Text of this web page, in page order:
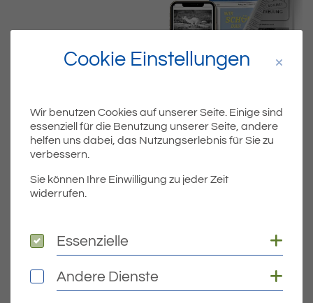
Dateiname
Dateityp PDF
DOWNLOAD
Cookie Einstellungen
Wir benutzen Cookies auf unserer Seite. Einige sind
essenziell für die Benutzung unserer Seite, andere
helfen uns dabei, das Nutzungserlebnis für Sie zu
verbessern.
Sie können Ihre Einwilligung zu jeder Zeit
widerrufen.
Essenzielle
Essenzielle
Andere Dienste
Andere Dienste